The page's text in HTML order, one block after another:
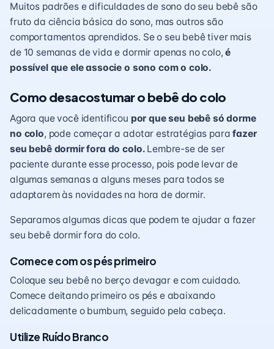
Muitos padrões e dificuldades de sono do seu bebê são
fruto da ciência básica do sono, mas outros são
comportamentos aprendidos. Se o seu bebê tiver mais
de 10 semanas de vida e dormir apenas no colo,é
possível que ele associe o sono com o colo.
Como desacostumar o bebê do colo
Agora que você identificou por que seu bebê só dorme
no colo, pode começar a adotar estratégias parafazer
seu bebê dormir fora do colo. Lembre-se de ser
paciente durante esse processo, pois pode levar de
algumas semanas a alguns meses para todos se
adaptarem às novidades na hora de dormir.
Separamos algumas dicas que podem te ajudar a fazer
seu bebê dormir fora do colo.
Comece com os pés primeiro
Coloque seu bebê no berço devagar e com cuidado.
Comece deitando primeiro os pés e abaixando
delicadamente o bumbum, seguido pela cabeça.
Utilize Ruído Branco